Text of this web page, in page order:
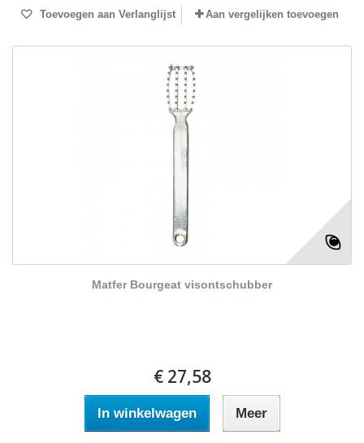
Toevoegen aan Verlanglijst Aan vergelijken toevoegen
Matfer Bourgeat visontschubber
€ 27,58
In winkelwagen Meer